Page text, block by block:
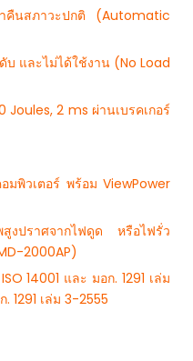
าคืนสภาวะปกติ (Automatic
บ และไม่ได้ใช้งาน (No Load
Joules, 2 ms ผ่านเบรคเกอร์
มพิวเตอร์ พร้อม ViewPower
งปราศจากไฟดูด หรือไฟรั่ว
2000AP)
14001 และ มอก. 1291 เล่ม
1291 เล่ม 3-2555